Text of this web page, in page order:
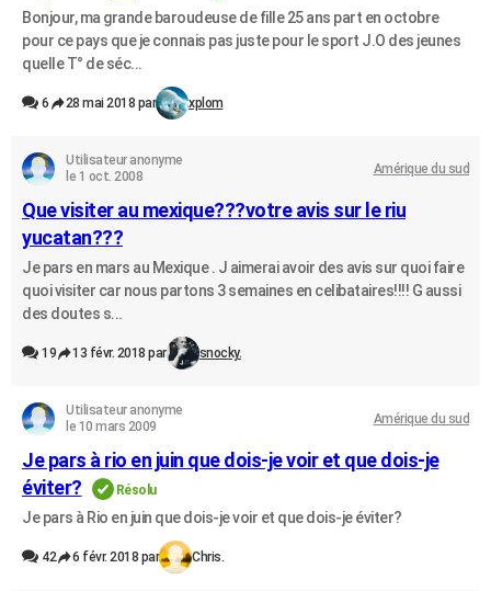
Bonjour, ma grande baroudeuse de fille 25 ans part en octobre
pour ce pays que je connais pas juste pour le sport J.O des jeunes
quelle T° de séc...
6 28 mai 2018 par xplom
Utilisateur anonyme
le 1 oct. 2008
Amérique du sud
Que visiter au mexique???votre avis sur le riu
yucatan???
Je pars en mars au Mexique . J aimerai avoir des avis sur quoi faire
quoi visiter car nous partons 3 semaines en celibataires!!!! G aussi
des doutes s...
19 13 févr. 2018 par snocky.
Utilisateur anonyme
le 10 mars 2009
Amérique du sud
Je pars à rio en juin que dois-je voir et que dois-je
éviter?
Résolu
Je pars à Rio en juin que dois-je voir et que dois-je éviter?
42 6 févr. 2018 par Chris.